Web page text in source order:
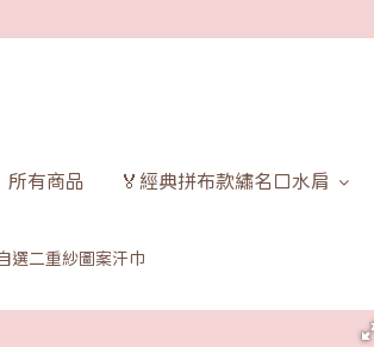
所有商品 🏅經典拼布款繡名口水肩
選二重紗圖案汗巾